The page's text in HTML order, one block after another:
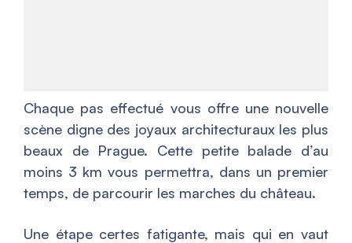
Chaque pas effectué vous offre une nouvelle
scène digne des joyaux architecturaux les plus
beaux de Prague. Cette petite balade d’au
moins 3 km vous permettra, dans un premier
temps, de parcourir les marches du château.
Une étape certes fatigante, mais qui en vaut